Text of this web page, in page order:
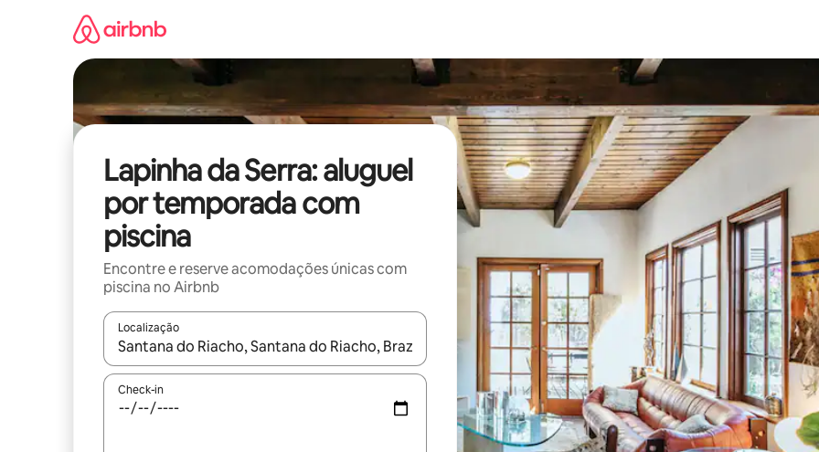
Lapinha da Serra: aluguel
por temporada com
piscina
Encontre e reserve acomodações únicas com
piscina no Airbnb
Localização
Quando os resultados estiverem disponíveis, explore-os usando as seta para cima e para baixo do teclado ou tocando
Check-in